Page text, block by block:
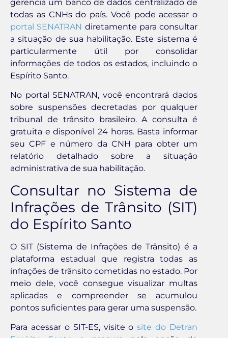
gerencia um banco de dados centralizado de
todas as CNHs do país. Você pode acessar o
portal SENATRAN diretamente para consultar
a situação de sua habilitação. Este sistema é
particularmente útil por consolidar
informações de todos os estados, incluindo o
Espírito Santo.
No portal SENATRAN, você encontrará dados
sobre suspensões decretadas por qualquer
tribunal de trânsito brasileiro. A consulta é
gratuita e disponível 24 horas. Basta informar
seu CPF e número da CNH para obter um
relatório detalhado sobre a situação
administrativa de sua habilitação.
Consultar no Sistema de
Infrações de Trânsito (SIT)
do Espírito Santo
O SIT (Sistema de Infrações de Trânsito) é a
plataforma estadual que registra todas as
infrações de trânsito cometidas no estado. Por
meio dele, você consegue visualizar multas
aplicadas e compreender se acumulou
pontos suficientes para gerar uma suspensão.
Para acessar o SIT-ES, visite osite do Detran